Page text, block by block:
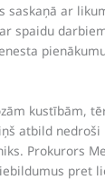
ar
kustībām,
atbild
Prokurors
pret